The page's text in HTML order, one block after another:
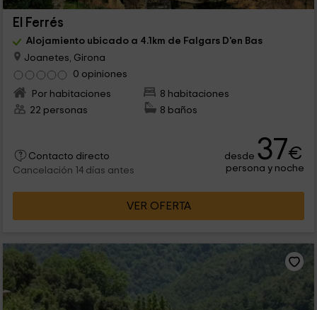
El Ferrés
Alojamiento ubicado a 4.1km de Falgars D'en Bas
Joanetes, Girona
0 opiniones
Por habitaciones
8 habitaciones
22 personas
8 baños
Contacto directo
Cancelación 14 días antes
desde 37€
persona y noche
VER OFERTA